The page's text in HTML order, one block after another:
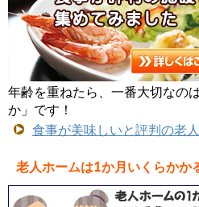
年齢を重ねたら、一番大切なの
か」です！
食事が美味しいと評判の老
老人ホームは1か月いくらかか